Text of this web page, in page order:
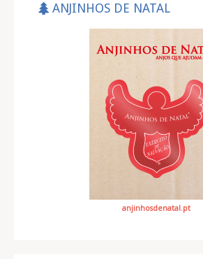
ANJINHOS DE NATAL
anjinhosdenatal.pt